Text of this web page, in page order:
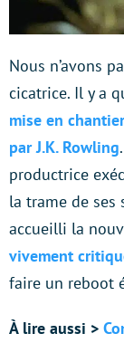
Nous n’avons
cicatrice. Il y a
mise en
par J.K. Rowling
productrice
la trame de ses
accueilli la
vivement
faire un reboot
À lire aussi >